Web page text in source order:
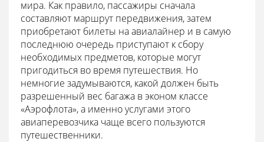
мира. Как правило, пассажиры сначала
составляют маршрут передвижения, затем
приобретают билеты на авиалайнер и в самую
последнюю очередь приступают к сбору
необходимых предметов, которые могут
пригодиться во время путешествия. Но
немногие задумываются, какой должен быть
разрешенный вес багажа в эконом классе
«Аэрофлота», а именно услугами этого
авиаперевозчика чаще всего пользуются
путешественники.